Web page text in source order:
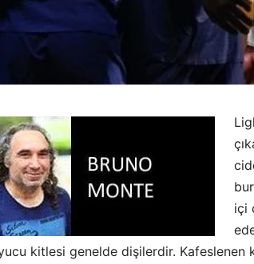
içi
kitlesi genelde dişilerdir. Kafeslenen